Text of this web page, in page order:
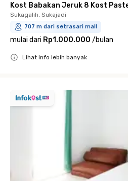
Kost Babakan Jeruk 8 Kost
Sukagalih, Sukajadi
707 m dari setrasari mall
mulai dari Rp1.000.000 /bulan
Lihat info lebih banyak